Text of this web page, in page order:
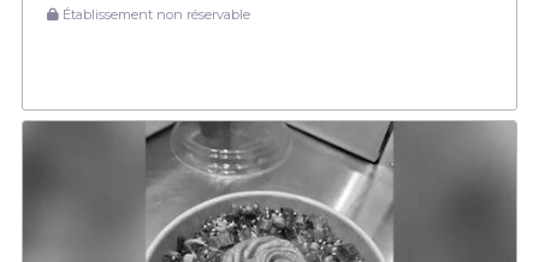
Établissement non réservable